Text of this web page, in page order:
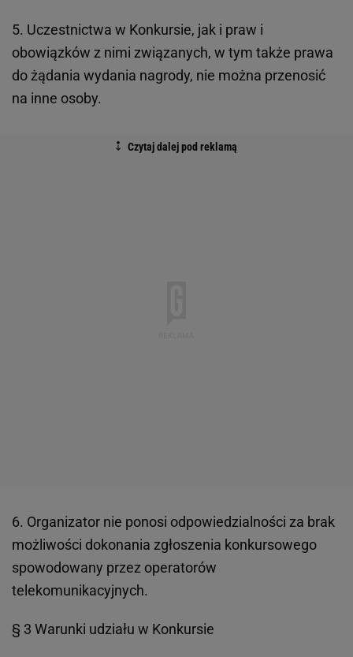
5. Uczestnictwa w Konkursie, jak i praw i
obowiązków z nimi związanych, w tym także prawa
do żądania wydania nagrody, nie można przenosić
na inne osoby.
6. Organizator nie ponosi odpowiedzialności za brak
możliwości dokonania zgłoszenia konkursowego
spowodowany przez operatorów
telekomunikacyjnych.
§ 3 Warunki udziału w Konkursie